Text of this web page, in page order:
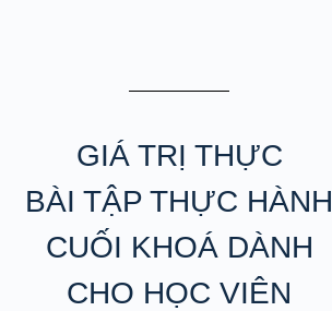
GIÁ TRỊ THỰC
BÀI TẬP THỰC HÀNH
CUỐI KHOÁ DÀNH
CHO HỌC VIÊN